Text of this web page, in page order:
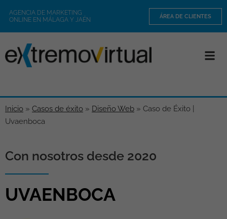
AGENCIA DE MARKETING
ONLINE EN MÁLAGA Y JAÉN
ÁREA DE CLIENTES
Inicio » Casos de éxito » Diseño Web » Caso de Éxito |
Uvaenboca
Con nosotros desde 2020
UVAENBOCA